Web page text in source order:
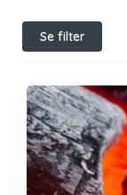
Se filter